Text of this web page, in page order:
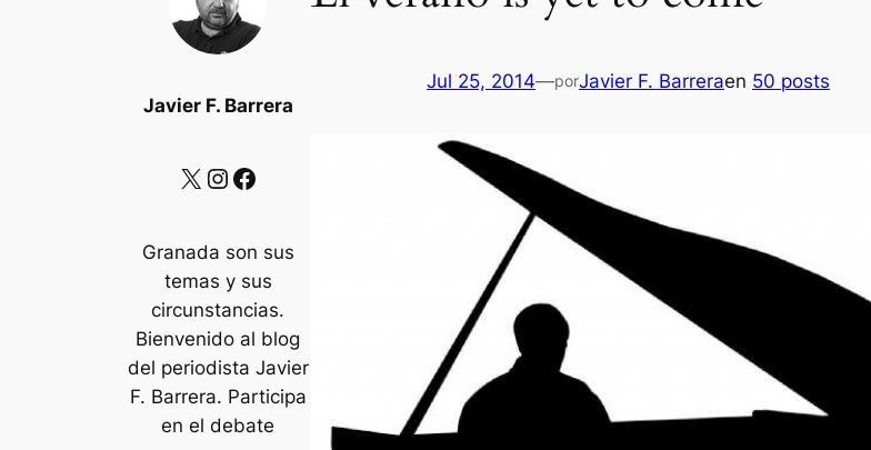
Javier F. Barrera
X Instagram Facebook
Granada son sus
temas y sus
circunstancias.
Bienvenido al blog
del periodista Javier
F. Barrera. Participa
en el debate
Jul 25, 2014—porJavier F. Barreraen 50 posts